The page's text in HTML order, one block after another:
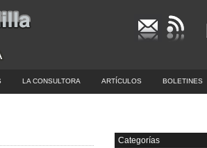
LA CONSULTORA ARTÍCULOS BOLETINES
Categorías